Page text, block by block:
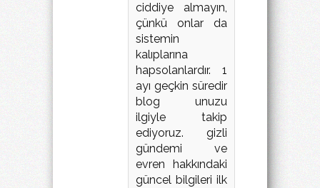
ciddiye almayın,
çünkü onlar da
sistemin
kalıplarına
hapsolanlardır. 1
ayı geçkin süredir
blog unuzu
ilgiyle takip
ediyoruz. gizli
gündemi ve
evren hakkındaki
güncel bilgileri ilk